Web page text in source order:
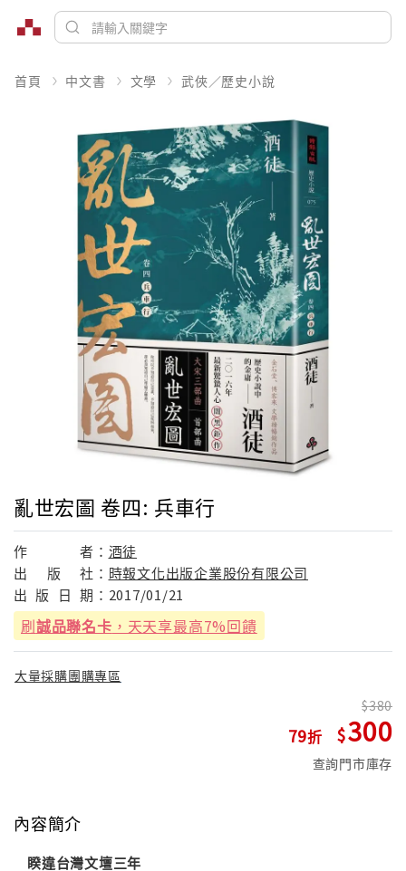
首頁 中文書 文學 武俠／歷史小說
亂世宏圖 卷四: 兵車行
作 者： 酒徒
出
版 社： 時報文化出版企業股份有限公司
出 版 日 期： 2017/01/21
刷誠品聯名卡 ，天天享最高7%回饋
大量採購團購專區
79
380
300
查詢門市庫存
內容簡介
睽違台灣文壇三年